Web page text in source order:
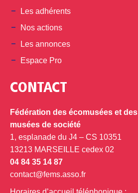
Les adhérents
Nos actions
Les annonces
Espace Pro
CONTACT
Fédération des écomusées et des
musées de société
1, esplanade du J4 – CS 10351
13213 MARSEILLE cedex 02
04 84 35 14 87
contact@fems.asso.fr